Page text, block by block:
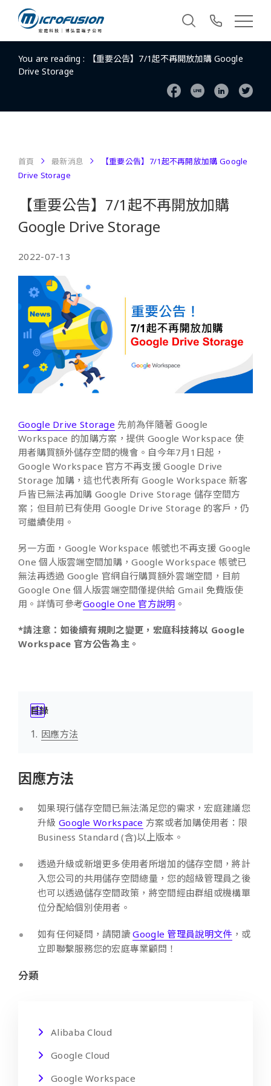
You are reading :
【重要公告】7/1起不再開放加購 Google
Drive Storage
首頁 最新消息
【重要公告】7/1起不再開放加購 Google
Drive Storage
【重要公告】7/1起不再開放加購
Google Drive Storage
2022-07-13
Google Drive Storage 先前為伴隨著 Google
Workspace 的加購方案，提供 Google Workspace 使
用者購買額外儲存空間的機會。自今年7月1日起，
Google Workspace 官方不再支援 Google Drive
Storage 加購，這也代表所有 Google Workspace 新客
戶皆已無法再加購 Google Drive Storage 儲存空間方
案；但目前已有使用 Google Drive Storage 的客戶，仍
可繼續使用。
另一方面，Google Workspace 帳號也不再支援 Google
One 個人版雲端空間加購，Google Workspace 帳號已
無法再透過 Google 官網自行購買額外雲端空間，目前
Google One 個人版雲端空間僅提供給 Gmail 免費版使
用。詳情可參考Google One 官方說明 。
*請注意：如後續有規則之變更，宏庭科技將以 Google
Workspace 官方公告為主。
目錄
因應方法
因應方法
如果現行儲存空間已無法滿足您的需求，宏庭建議您
升級 Google Workspace 方案或者加購使用者：限
Business Standard (含)以上版本。
透過升級或新增更多使用者所增加的儲存空間，將計
入您公司的共用儲存空間總量，您的超級管理員之後
也可以透過儲存空間政策，將空間經由群組或機構單
位分配給個別使用者。
如有任何疑問，請閱讀Google 管理員說明文件，或
立即聯繫服務您的宏庭專業顧問！
分類
Alibaba Cloud
Google Cloud
Google Workspace